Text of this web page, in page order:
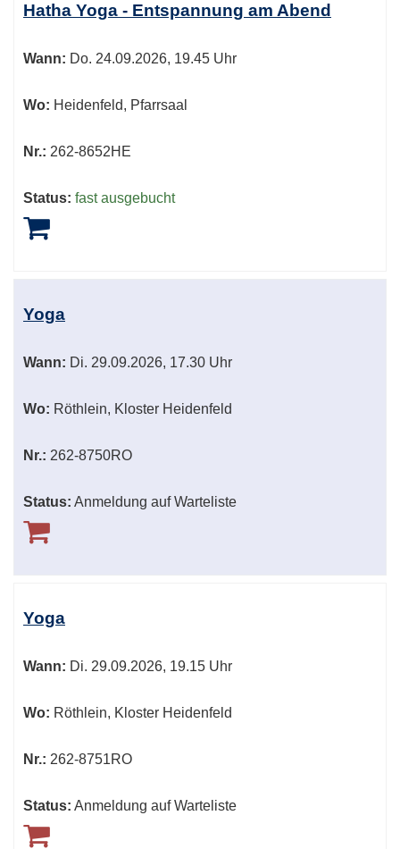
Hatha Yoga - Entspannung am Abend
Wann: Do. 24.09.2026, 19.45 Uhr
Wo: Heidenfeld, Pfarrsaal
Nr.: 262-8652HE
Status: fast ausgebucht
Yoga
Wann: Di. 29.09.2026, 17.30 Uhr
Wo: Röthlein, Kloster Heidenfeld
Nr.: 262-8750RO
Status: Anmeldung auf Warteliste
Yoga
Wann: Di. 29.09.2026, 19.15 Uhr
Wo: Röthlein, Kloster Heidenfeld
Nr.: 262-8751RO
Status: Anmeldung auf Warteliste